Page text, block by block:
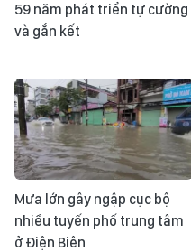
59 năm phát triển tự cường
và gắn kết
Mưa lớn gây ngập cục bộ
nhiều tuyến phố trung tâm
ở Điện Biên